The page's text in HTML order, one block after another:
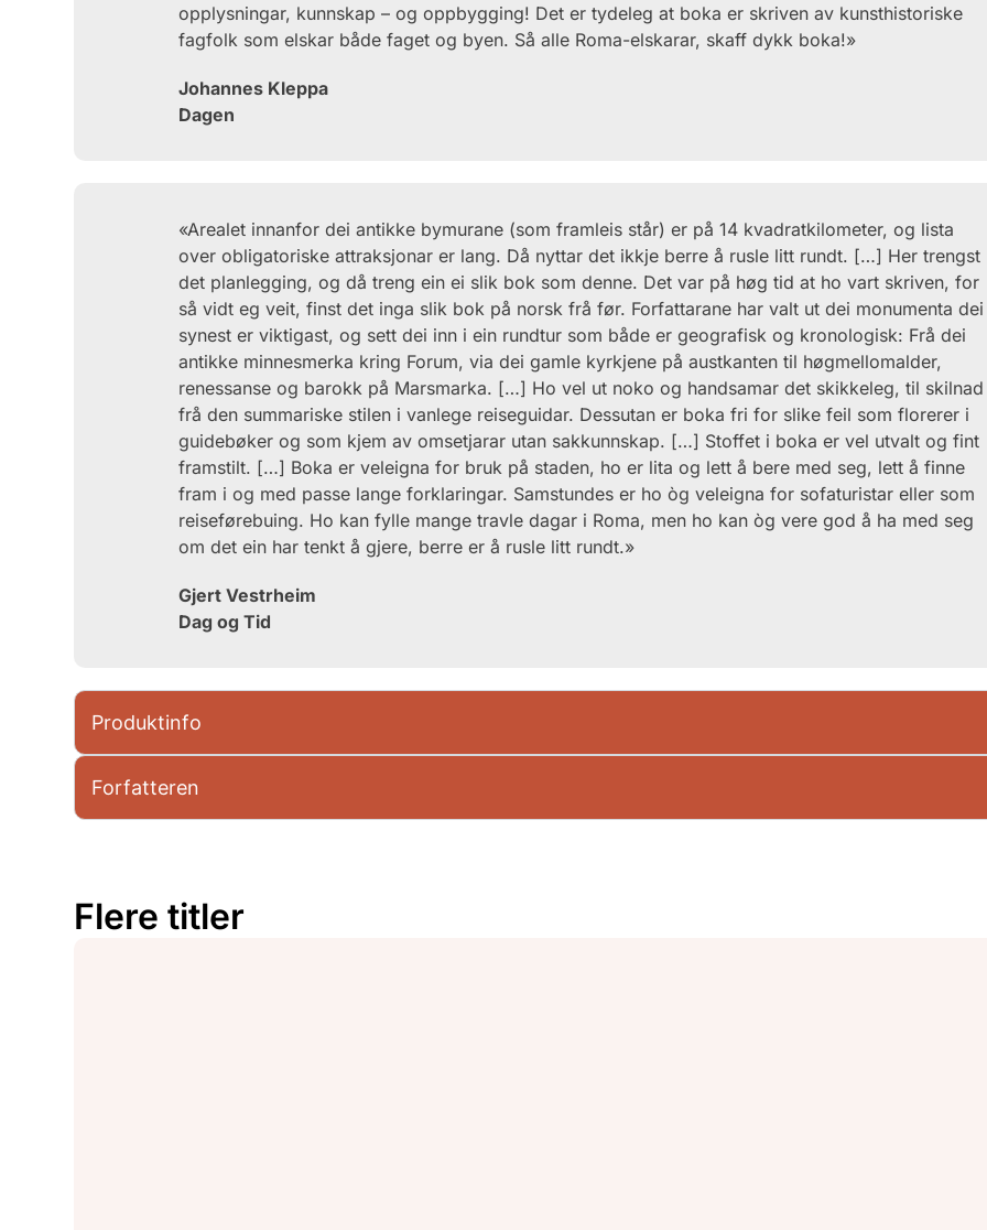
opplysningar, kunnskap – og oppbygging! Det er tydeleg at boka er skriven av kunsthistoriske
fagfolk som elskar både faget og byen. Så alle Roma-elskarar, skaff dykk boka!»
Johannes Kleppa
Dagen
«Arealet innanfor dei antikke bymurane (som framleis står) er på 14 kvadratkilometer, og lista
over obligatoriske attraksjonar er lang. Då nyttar det ikkje berre å rusle litt rundt. […] Her trengst
det planlegging, og då treng ein ei slik bok som denne. Det var på høg tid at ho vart skriven, for
så vidt eg veit, finst det inga slik bok på norsk frå før. Forfattarane har valt ut dei monumenta dei
synest er vik­tigast, og sett dei inn i ein rund­tur som både er geografisk og kronologisk: Frå dei
antikke min­nesmerka kring Forum, via dei gamle kyrkjene på austkanten til høgmellomalder,
renessanse og barokk på Marsmarka. […] Ho vel ut noko og handsamar det skikkeleg, til skil­nad
frå den summariske stilen i vanlege reiseguidar. Dessutan er boka fri for slike feil som flore­rer i
guidebøker og som kjem av omsetjarar utan sakkunnskap. […] Stoffet i boka er vel utvalt og fint
framstilt. […] Boka er veleigna for bruk på staden, ho er lita og lett å bere med seg, lett å finne
fram i og med passe lange forklaringar. Samstundes er ho òg veleigna for sofaturistar eller som
reiseføre­buing. Ho kan fylle mange travle dagar i Roma, men ho kan òg vere god å ha med seg
om det ein har tenkt å gjere, berre er å rusle litt rundt.»
Gjert Vestrheim
Dag og Tid
Produktinfo
Forfatteren
Flere titler